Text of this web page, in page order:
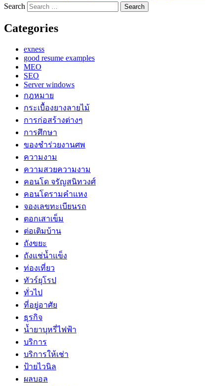
Search
Categories
exness
good resume examples
MEO
SEO
Server windows
กฎหมาย
กระเบื้องยางลายไม้
การก่อสร้างต่างๆ
การศึกษา
ของชำร่วยงานศพ
ความงาม
ความสวยความงาม
คอนโด จรัญสนิทวงศ์
คอนโดรามคำแหง
จองเลขทะเบียนรถ
ตอกเสาเข็ม
ต่อเติมบ้าน
ถังขยะ
ถังแช่น้ำแข็ง
ท่องเที่ยว
ทัวร์ยุโรป
ทั่วไป
ที่อยู่อาศัย
ธุรกิจ
น้ำยาบุหรี่ไฟฟ้า
บริการ
บริการให้เช่า
ป้ายไวนิล
ผลบอล